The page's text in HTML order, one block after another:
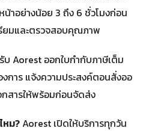
น้าอย่างน้อย 3 ถึง 6 ชั่วโมงก่อน
ยมและตรวจสอบคุณภาพ
บ Aorest ออกใบกำกับภาษีเต็ม
การ แจ้งความประสงค์ตอนสั่งออ
กสารให้พร้อมก่อนจัดส่ง
หม?Aorest เปิดให้บริการทุกวัน